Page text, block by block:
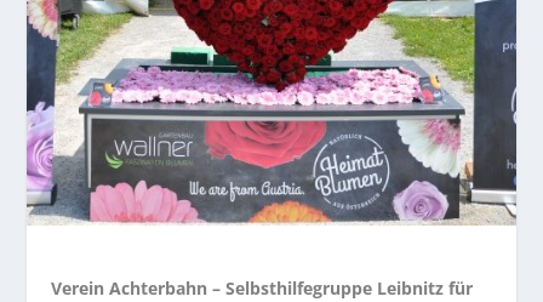
Verein Achterbahn – Selbsthilfegruppe Leibnitz für